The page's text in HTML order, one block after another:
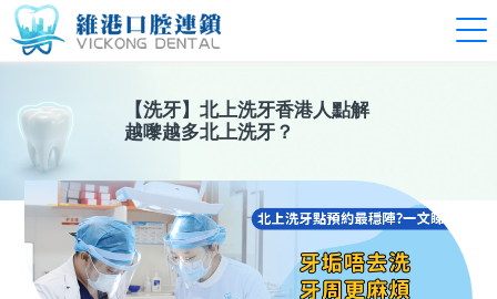
【洗牙】 北上洗牙香港人點解
越嚟越多北上洗牙？